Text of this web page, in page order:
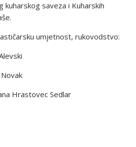
kuharskog saveza i Kuharskih
umjetnost, rukovodstvo:
Hrastovec Sedlar